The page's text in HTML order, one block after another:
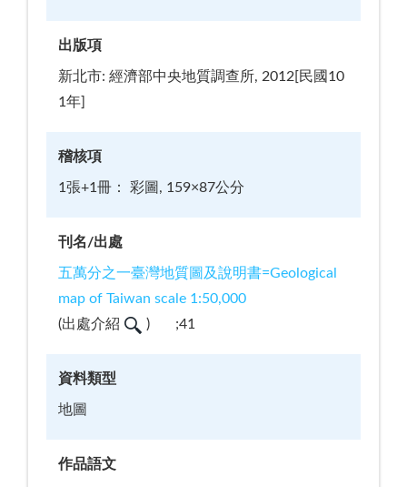
出版項
新北市: 經濟部中央地質調查所, 2012[民國10
1年]
稽核項
1張+1冊： 彩圖, 159×87公分
刊名/出處
五萬分之一臺灣地質圖及說明書=Geological
map of Taiwan scale 1:50,000
(出處介紹 ) ;41
資料類型
地圖
作品語文